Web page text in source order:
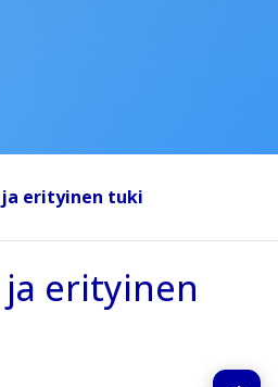
erityinen tuki
erityinen